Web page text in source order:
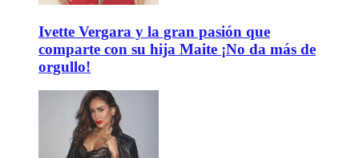
Ivette Vergara y la gran pasión que
comparte con su hija Maite ¡No da más de
orgullo!